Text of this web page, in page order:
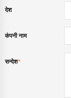
देश
कंपनी नाम
सन्देश*